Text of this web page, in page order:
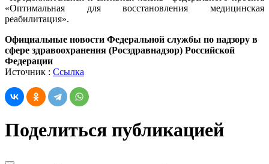
«Оптимальная для восстановления медицинская
реабилитация».
Официальные новости Федеральной службы по надзору в
сфере здравоохранения (Росздравнадзор) Российской
Федерации
Источник : Ссылка
Поделиться публикацией